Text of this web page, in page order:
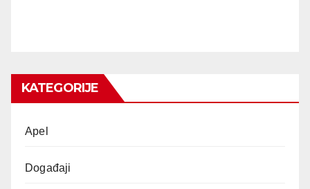
KATEGORIJE
Apel
Događaji